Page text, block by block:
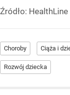
Źródło: HealthLine
Choroby Ciąża i
Rozwój dziecka